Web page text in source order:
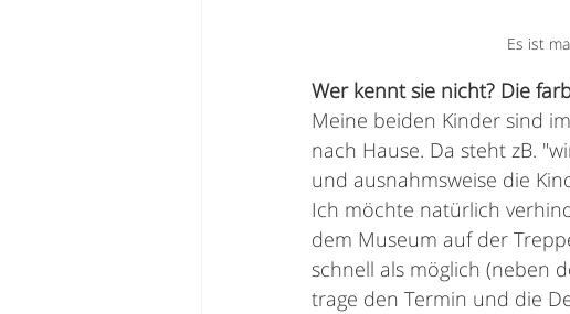
Es ist
Wer kennt sie nicht? Die
Meine beiden Kinder sind
nach Hause. Da steht zB.
und ausnahmsweise die
Ich möchte natürlich
dem Museum auf der
schnell als möglich (neben
trage den Termin und die